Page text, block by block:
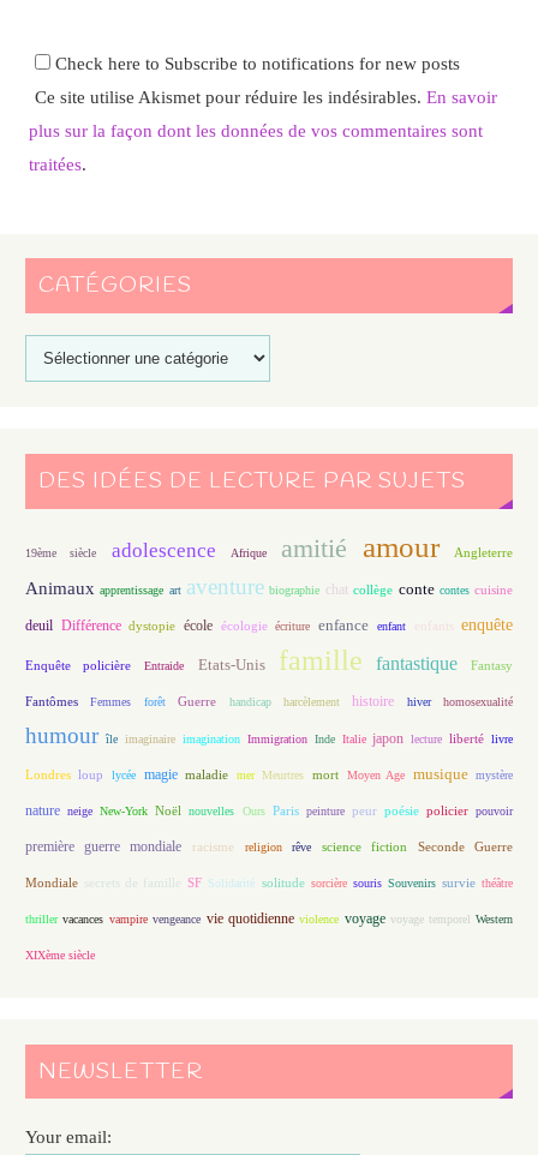
Check here to Subscribe to notifications for new posts
Ce site utilise Akismet pour réduire les indésirables. En savoir
plus sur la façon dont les données de vos commentaires sont
traitées.
CATÉGORIES
DES IDÉES DE LECTURE PAR SUJETS
19ème siècle adolescence Afrique amitié amour Angleterre
Animaux apprentissage art aventure biographie chat collège conte contes cuisine
deuil Différence dystopie école écologie écriture enfance enfant enfants enquête
Enquête policière Entraide Etats-Unis famille fantastique Fantasy
Fantômes Femmes forêt Guerre handicap harcèlement histoire hiver homosexualité
humour île imaginaire imagination Immigration Inde Italie japon lecture liberté livre
Londres loup lycée magie maladie mer Meurtres mort Moyen Age musique mystère
nature neige New-York Noël nouvelles Ours Paris peinture peur poésie policier pouvoir
première guerre mondiale racisme religion rêve science fiction Seconde Guerre
Mondiale secrets de famille SF Solidarité solitude sorcière souris Souvenirs survie théâtre
thriller vacances vampire vengeance vie quotidienne violence voyage voyage temporel Western
XIXème siècle
NEWSLETTER
Your email: